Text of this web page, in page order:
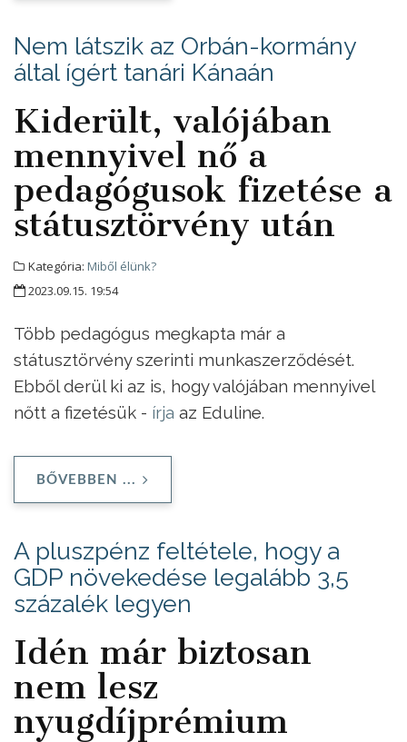
Nem látszik az Orbán-kormány
által ígért tanári Kánaán
Kiderült, valójában
mennyivel nő a
pedagógusok fizetése a
státusztörvény után
Kategória: Miből élünk?
2023.09.15. 19:54
Több pedagógus megkapta már a
státusztörvény szerinti munkaszerződését.
Ebből derül ki az is, hogy valójában mennyivel
nőtt a fizetésük - írja az Eduline.
BŐVEBBEN ...
A pluszpénz feltétele, hogy a
GDP növekedése legalább 3,5
százalék legyen
Idén már biztosan
nem lesz
nyugdíjprémium